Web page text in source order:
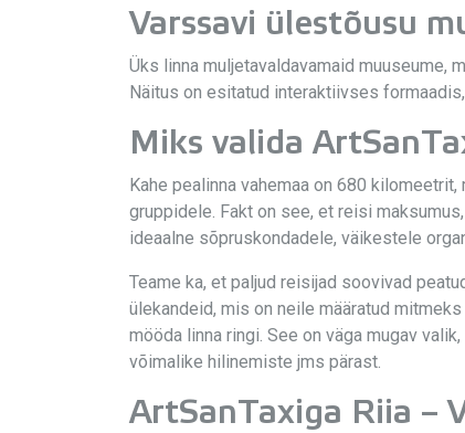
Varssavi ülestõusu
Üks linna muljetavaldavamaid muuseume,
Näitus on esitatud interaktiivses
Miks valida
Kahe pealinna vahemaa on 680
gruppidele. Fakt on see, et reisi
ideaalne sõpruskondadele, väikestele
Teame ka, et paljud reisijad soovivad
ülekandeid, mis on neile määratud
mööda linna ringi. See on väga mugav
võimalike hilinemiste jms pärast.
ArtSanTaxiga Riia –